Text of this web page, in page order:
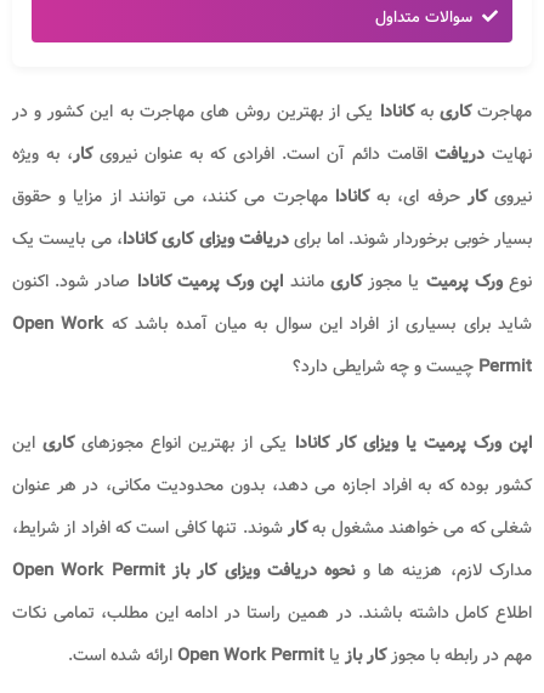
سوالات متداول
مهاجرتکاری بهکانادا یکی از بهترین روش های مهاجرت به این کشور و در
نهایت دریافت اقامت دائم آن است. افرادی که به عنوان نیرویکار، به ویژه
نیرویکارحرفه ای، بهکانادا مهاجرت می کنند، می توانند از مزایا و حقوق
بسیار خوبی برخوردار شوند. اما برایدریافت ویزای کاری کانادا، می بایست یک
نوعورک پرمیت یا مجوزکاریمانند اپن ورک پرمیت کانادا صادر شود. اکنون
شاید برای بسیاری از افراد این سوال به میان آمده باشد کهOpen Work
Permit چیست و چه شرایطی دارد؟
اپن ورک پرمیت یا ویزای کار کانادا یکی از بهترین انواع مجوزهایکاریاین
کشور بوده که به افراد اجازه می دهد، بدون محدودیت مکانی، در هر عنوان
شغلی که می خواهند مشغول بهکارشوند. تنها کافی است که افراد از شرایط،
مدارک لازم، هزینه ها ونحوه دریافت ویزای کار باز Open Work Permit
اطلاع کامل داشته باشند. در همین راستا در ادامه این مطلب، تمامی نکات
مهم در رابطه با مجوزکار بازیا Open Work Permitارائه شده است.